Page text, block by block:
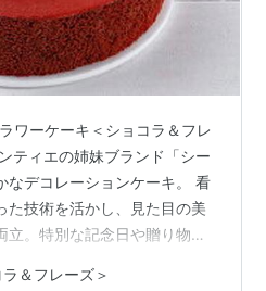
ワーケーキ＜ショコラ＆フレ
ティエの姉妹ブランド「シー
なデコレーションケーキ。 看
た技術を活かし、見た目の美
立。特別な記念日や贈り物に
＆フレーズ＞